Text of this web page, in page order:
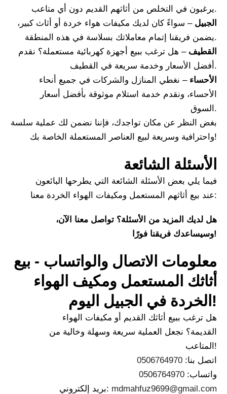
يرغبون في التخلص من أثاثهم القديم دون أي متاعب.
الجبيل – سواءً كان لديك مكيفات هواء خردة أو أثاث كبير،
يضمن فريقنا إتمام معاملاتك بسلاسة في هذه المنطقة.
القطيف – هل ترغب ببيع أجهزة كهربائية مستعملة؟ نقدم
أفضل الأسعار وخدمة سريعة في القطيف.
الأحساء – نغطي المنازل والشركات في جميع أنحاء
الأحساء، ونقدم خدمة استلام موثوقة بأفضل أسعار
السوق.
بغض النظر عن مكان تواجدك، فإننا نضمن لك عملية سلسة
واحترافية وسريعة لبيع العناصر المستعملة الخاصة بك!
الأسئلة الشائعة
فيما يلي بعض الأسئلة الشائعة التي يطرحها البائعون
عند بيع أثاثهم المستعمل ومكيفات الهواء الخردة معنا:
هل لديك المزيد من الأسئلة؟ تواصل معنا الآن،
وسيساعدك فريقنا فورًا!
معلومات الاتصال والواتساب - بيع
أثاثك المستعمل ومكيف الهواء
الخردة في الجبيل اليوم!
هل ترغب ببيع أثاثك القديم أو مكيفات الهواء
القديمة؟ نجعل العملية سريعة وسهلة وخالية من
المتاعب!
اتصل بنا: 0506764970
واتساب: 0506764970
بريد إلكتروني: mdmahfuz9699@gmail.com